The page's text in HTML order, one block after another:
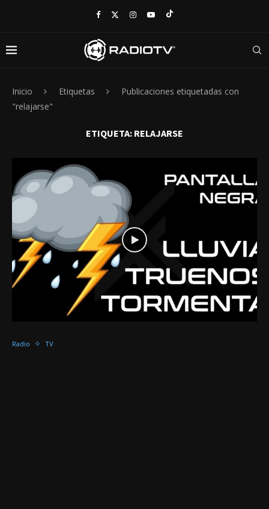
Inicio Etiquetas
Publicaciones etiquetadas con
"relajarse"
ETIQUETA: RELAJARSE
Radio TV